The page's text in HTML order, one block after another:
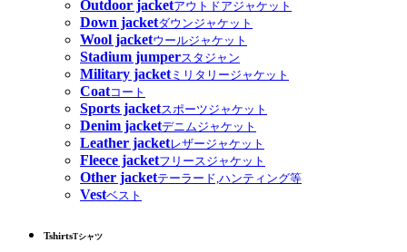
Outdoor jacketアウトドアジャケット
Down jacketダウンジャケット
Wool jacketウールジャケット
Stadium jumperスタジャン
Military jacketミリタリージャケット
Coatコート
Sports jacketスポーツジャケット
Denim jacketデニムジャケット
Leather jacketレザージャケット
Fleece jacketフリースジャケット
Other jacketテーラード,ハンティング等
Vestベスト
TshirtsTシャツ